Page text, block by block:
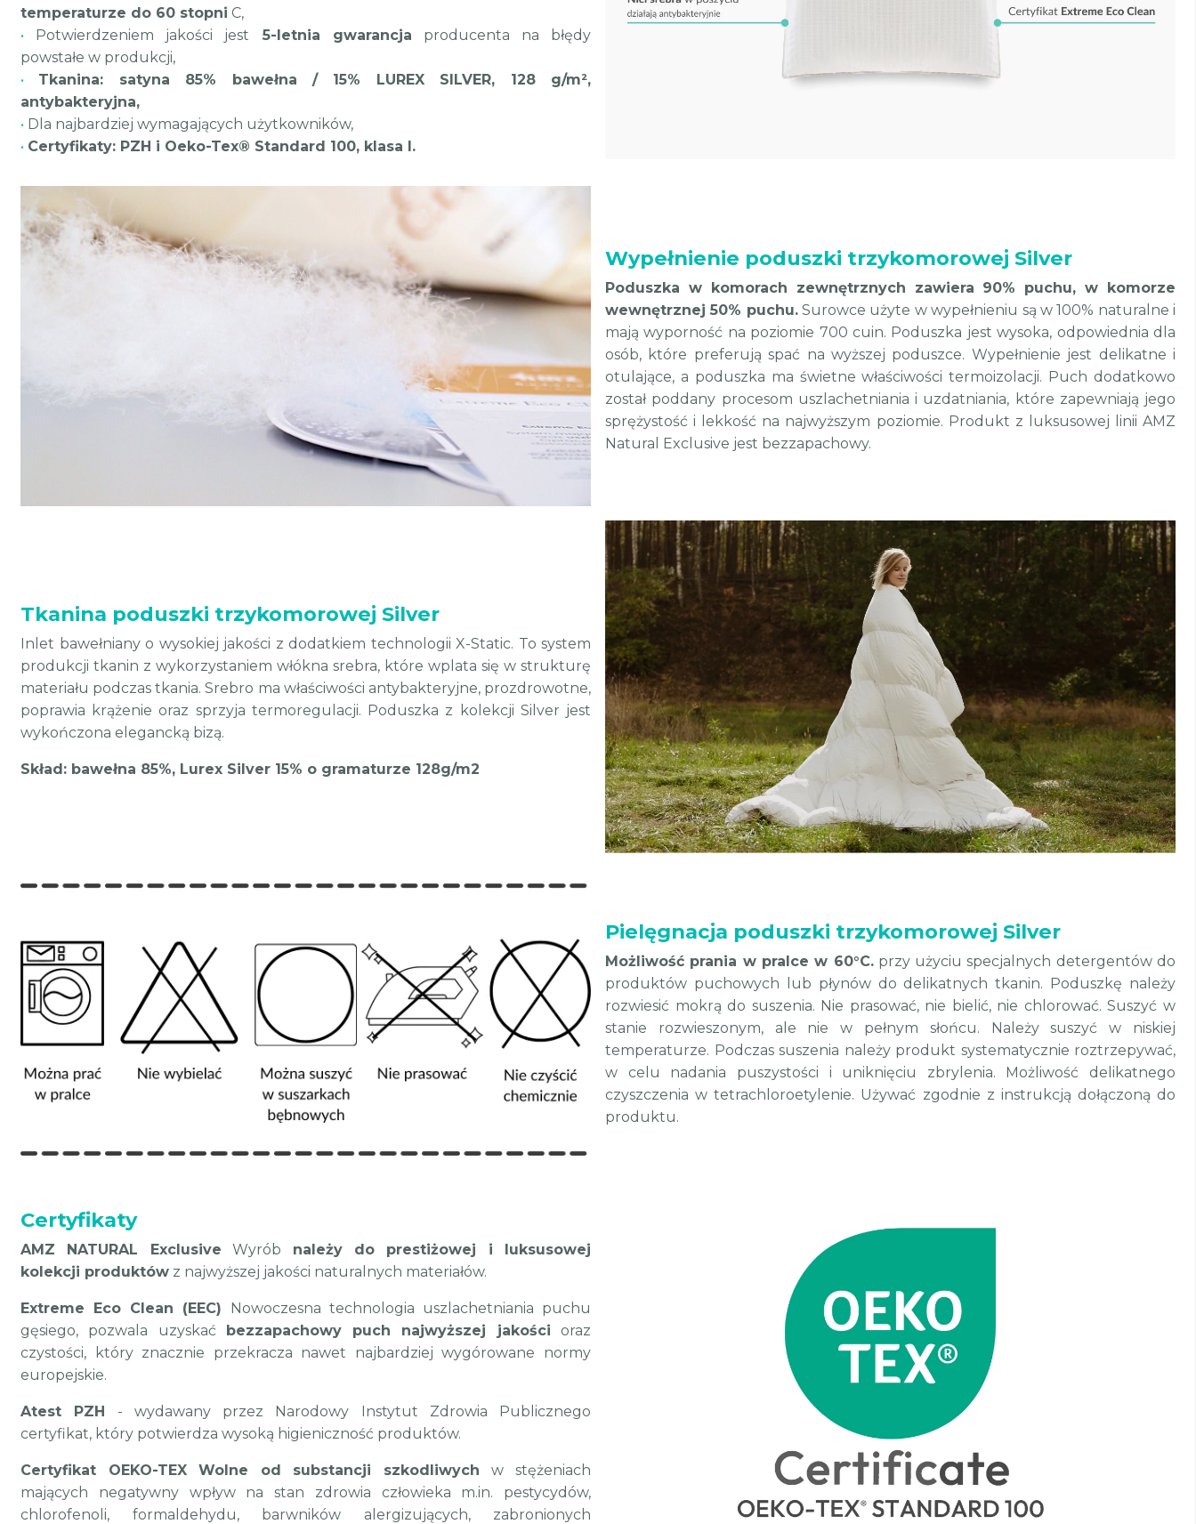
temperaturze do 60 stopni C,
• Potwierdzeniem jakości jest 5-letnia gwarancja producenta na błędy
powstałe w produkcji,
•
Tkanina: satyna 85% bawełna / 15% LUREX SILVER, 128 g/m²,
antybakteryjna,
• Dla najbardziej wymagających użytkowników,
• Certyfikaty: PZH i Oeko-Tex® Standard 100, klasa I.
Wypełnienie poduszki trzykomorowej Silver
Poduszka w komorach zewnętrznych zawiera 90% puchu, w komorze
wewnętrznej 50% puchu.Surowce użyte w wypełnieniu są w 100% naturalne i
mają wyporność na poziomie 700 cuin. Poduszka jest wysoka, odpowiednia dla
osób, które preferują spać na wyższej poduszce. Wypełnienie jest delikatne i
otulające, a poduszka ma świetne właściwości termoizolacji. Puch dodatkowo
został poddany procesom uszlachetniania i uzdatniania, które zapewniają jego
sprężystość i lekkość na najwyższym poziomie. Produkt z luksusowej linii AMZ
Natural Exclusive jest bezzapachowy.
Tkanina poduszki trzykomorowej Silver
Inlet bawełniany o wysokiej jakości z dodatkiem technologii X-Static. To system
produkcji tkanin z wykorzystaniem włókna srebra, które wplata się w strukturę
materiału podczas tkania. Srebro ma właściwości antybakteryjne, prozdrowotne,
poprawia krążenie oraz sprzyja termoregulacji. Poduszka z kolekcji Silver jest
wykończona elegancką bizą.
Skład: bawełna 85%, Lurex Silver 15% o gramaturze 128g/m2
Pielęgnacja poduszki trzykomorowej Silver
Możliwość prania w pralce w 60°C.przy użyciu specjalnych detergentów do
produktów puchowych lub płynów do delikatnych tkanin. Poduszkę należy
rozwiesić mokrą do suszenia. Nie prasować, nie bielić, nie chlorować. Suszyć w
stanie rozwieszonym, ale nie w pełnym słońcu. Należy suszyć w niskiej
temperaturze. Podczas suszenia należy produkt systematycznie roztrzepywać,
w celu nadania puszystości i uniknięciu zbrylenia. Możliwość delikatnego
czyszczenia w tetrachloroetylenie. Używać zgodnie z instrukcją dołączoną do
produktu.
Certyfikaty
AMZ NATURAL Exclusive Wyrób należy do prestiżowej i luksusowej
kolekcji produktów z najwyższej jakości naturalnych materiałów.
Extreme Eco Clean (EEC) Nowoczesna technologia uszlachetniania puchu
gęsiego, pozwala uzyskać
bezzapachowy puch najwyższej jakości oraz
czystości, który znacznie przekracza nawet najbardziej wygórowane normy
europejskie.
Atest PZH
- wydawany przez Narodowy Instytut Zdrowia Publicznego
certyfikat, który potwierdza wysoką higieniczność produktów.
Certyfikat OEKO-TEX Wolne od substancji szkodliwych w stężeniach
mających negatywny wpływ na stan zdrowia człowieka m.in. pestycydów,
chlorofenoli, formaldehydu, barwników alergizujących, zabronionych